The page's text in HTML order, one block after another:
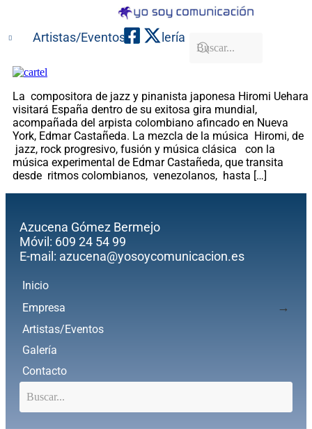
Artistas/Eventos Galería
La compositora de jazz y pinanista japonesa Hiromi Uehara
visitará España dentro de su exitosa gira mundial,
acompañada del arpista colombiano afincado en Nueva
York, Edmar Castañeda. La mezcla de la música Hiromi, de
jazz, rock progresivo, fusión y música clásica con la
música experimental de Edmar Castañeda, que transita
desde ritmos colombianos, venezolanos, hasta […]
Azucena Gómez Bermejo
Móvil: 609 24 54 99
E-mail: azucena@yosoycomunicacion.es
Inicio
Empresa
Artistas/Eventos
Galería
Contacto